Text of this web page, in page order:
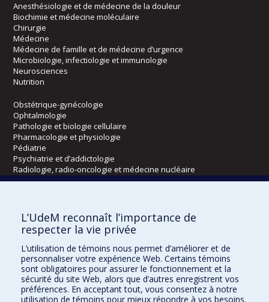
Anesthésiologie et de médecine de la douleur
Biochimie et médecine moléculaire
Chirurgie
Médecine
Médecine de famille et de médecine d’urgence
Microbiologie, infectiologie et immunologie
Neurosciences
Nutrition
Obstétrique-gynécologie
Ophtalmologie
Pathologie et biologie cellulaire
Pharmacologie et physiologie
Pédiatrie
Psychiatrie et d’addictologie
Radiologie, radio-oncologie et médecine nucléaire
Écoles
Kinésiologie et des sciences de l’activité physique
Orthophonie et audiologie
Réadaptation
Directions
DPC
L’UdeM reconnaît l’importance de
respecter la vie privée
L’utilisation de témoins nous permet d’améliorer et de
personnaliser votre expérience Web. Certains témoins
sont obligatoires pour assurer le fonctionnement et la
sécurité du site Web, alors que d’autres enregistrent vos
préférences. En acceptant tout, vous consentez à notre
utilisation de témoins pour mieux répondre à vos besoins.